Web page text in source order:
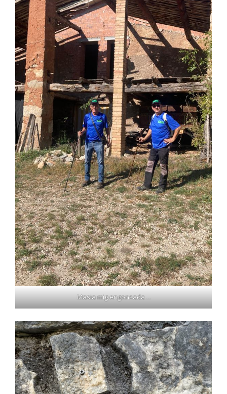
Masia mig engonsada…